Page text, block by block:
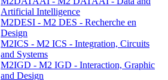
Artificial Intelligence
M2DESI - M2 DES - Recherche en
Design
M2ICS - M2 ICS - Integration, Circuits
and Systems
M2IGD - M2 IGD - Interaction, Graphic
and Design